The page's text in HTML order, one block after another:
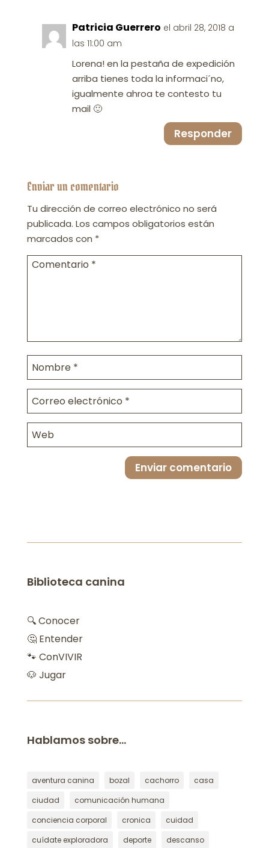
Patricia Guerrero el abril 28, 2018 a
las 11:00 am
Lorena! en la pestaña de expedición
arriba tienes toda la informaci´no,
igualmente ahroa te contesto tu
mail 🙂
Responder
Enviar un comentario
Tu dirección de correo electrónico no será
publicada. Los campos obligatorios están
marcados con *
Enviar comentario
Biblioteca canina
🔍 Conocer
🤔 Entender
🐾 ConVIVIR
🐶 Jugar
Hablamos sobre…
aventura canina bozal cachorro
casa
ciudad
comunicación humana
conciencia corporal
cronica
cuidad
cuídate exploradora
deporte
descanso